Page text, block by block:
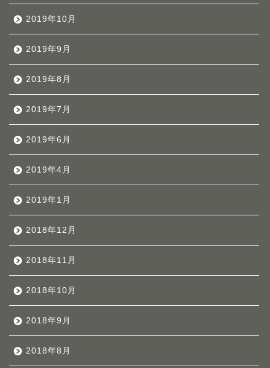
2019年10月
2019年9月
2019年8月
2019年7月
2019年6月
2019年4月
2019年1月
2018年12月
2018年11月
2018年10月
2018年9月
2018年8月